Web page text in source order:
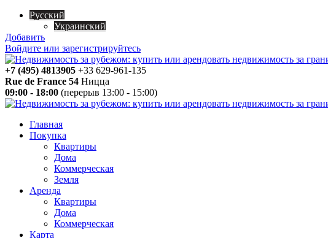
Русский
Украинский
Добавить
Войдите или зарегистрируйтесь
+7 (495) 4813905 +33 629-961-135
Rue de France 54 Ницца
09:00 - 18:00 (перерыв 13:00 - 15:00)
Главная
Покупка
Квартиры
Дома
Коммерческая
Земля
Аренда
Квартиры
Дома
Коммерческая
Карта